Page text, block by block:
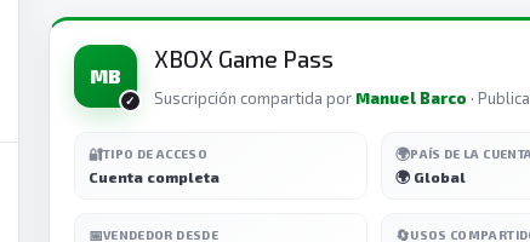
MB
XBOX Game Pass
Suscripción compartida por Manuel Barco ·
🔐TIPO DE ACCESO
Cuenta completa
🌍PAÍS DE LA CUENTA
🌍 Global
📅VENDEDOR DESDE 🔄USOS